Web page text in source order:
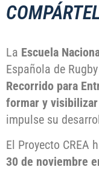
La Escuela
Española de
Recorrido para
formar y visibilizar
impulse su
El Proyecto CREA
30 de noviembre